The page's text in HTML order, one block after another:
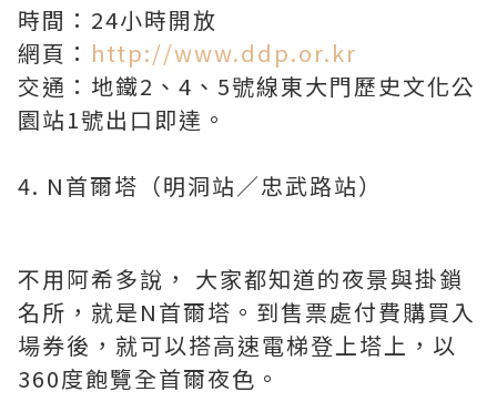
時間：24小時開放
網頁： http://www.ddp.or.kr
交通：地鐵2、4、5號線東大門歷史文化公
園站1號出口即達。
4. N首爾塔（明洞站／忠武路站）
不用阿希多說， 大家都知道的夜景與掛鎖
名所，就是N首爾塔。到售票處付費購買入
場券後，就可以搭高速電梯登上塔上，以
360度飽覽全首爾夜色。